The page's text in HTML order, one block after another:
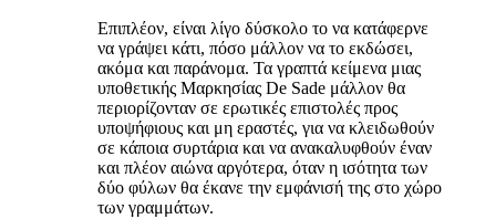
Επιπλέον, είναι λίγο δύσκολο το να κατάφερνε
να γράψει κάτι, πόσο μάλλον να το εκδώσει,
ακόμα και παράνομα. Τα γραπτά κείμενα μιας
υποθετικής Μαρκησίας De Sade μάλλον θα
περιορίζονταν σε ερωτικές επιστολές προς
υποψήφιους και μη εραστές, για να κλειδωθούν
σε κάποια συρτάρια και να ανακαλυφθούν έναν
και πλέον αιώνα αργότερα, όταν η ισότητα των
δύο φύλων θα έκανε την εμφάνισή της στο χώρο
των γραμμάτων.